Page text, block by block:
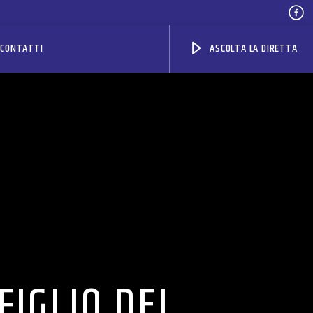
CONTATTI ASCOLTA LA DIRETTA